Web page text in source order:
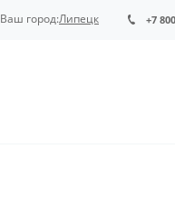
+7
Ваш город:Липецк